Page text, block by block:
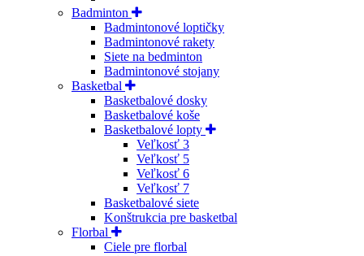
Badminton
Badmintonové loptičky
Badmintonové rakety
Siete na bedminton
Badmintonové stojany
Basketbal
Basketbalové dosky
Basketbalové koše
Basketbalové lopty
Veľkosť 3
Veľkosť 5
Veľkosť 6
Veľkosť 7
Basketbalové siete
Konštrukcia pre basketbal
Florbal
Ciele pre florbal